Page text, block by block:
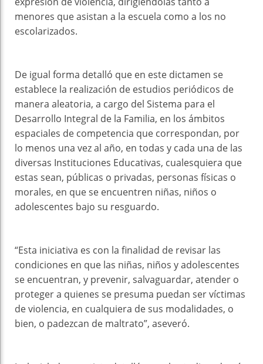
menores que asistan a la escuela como a los no
escolarizados.
De igual forma detalló que en este dictamen se
establece la realización de estudios periódicos de
manera aleatoria, a cargo del Sistema para el
Desarrollo Integral de la Familia, en los ámbitos
espaciales de competencia que correspondan, por
lo menos una vez al año, en todas y cada una de las
diversas Instituciones Educativas, cualesquiera que
estas sean, públicas o privadas, personas físicas o
morales, en que se encuentren niñas, niños o
adolescentes bajo su resguardo.
“Esta iniciativa es con la finalidad de revisar las
condiciones en que las niñas, niños y adolescentes
se encuentran, y prevenir, salvaguardar, atender o
proteger a quienes se presuma puedan ser víctimas
de violencia, en cualquiera de sus modalidades, o
bien, o padezcan de maltrato”, aseveró.